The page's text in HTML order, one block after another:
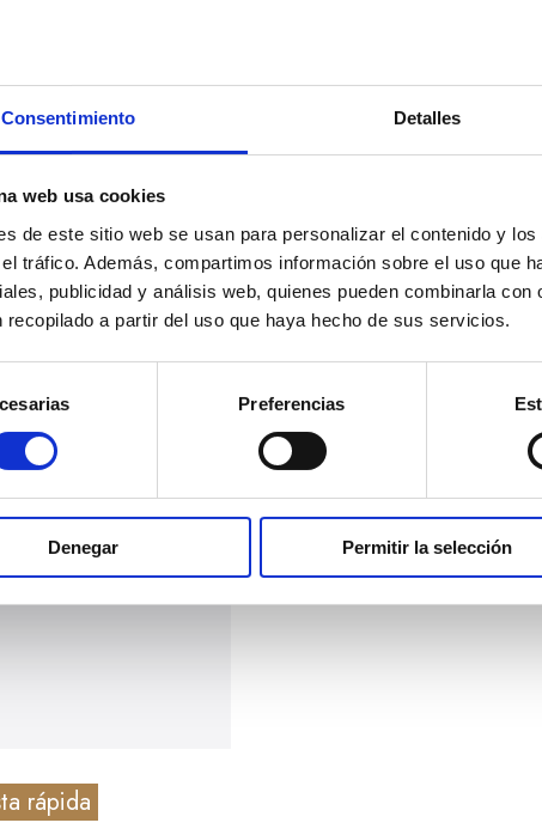
Consentimiento Detalles
web usa cookies
de este sitio web se usan para personalizar el contenido y
tráfico. Además, compartimos información sobre el uso que
publicidad y análisis web, quienes pueden combinarla
recopilado a partir del uso que haya hecho de sus servicios.
Preferencias
Denegar Permitir la selección
rosa
rápida